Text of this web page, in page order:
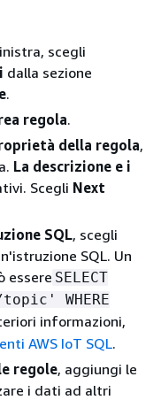
scegli
dalla sezione
.
regola.
della regola,
La descrizione e i
Scegli Next
SQL, scegli
SQL. Un
essere SELECT
WHERE
informazioni,
AWS IoT SQL.
regole, aggiungi le
i dati ad altri